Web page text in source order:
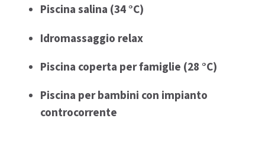
Piscina salina (34 °C)
Idromassaggio relax
Piscina coperta per famiglie (28 °C)
Piscina per bambini con impianto
controcorrente